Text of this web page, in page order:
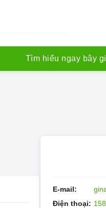
Tìm hiểu ngay bây gi
E-mail:
Điện thoại: